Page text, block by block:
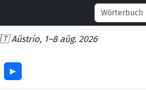
1–8 aŭg. 2026
▶︎